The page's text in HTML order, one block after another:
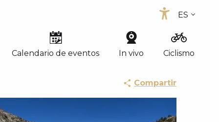
ES
FR
Calendario de eventos In vivo Ciclismo
Compartir